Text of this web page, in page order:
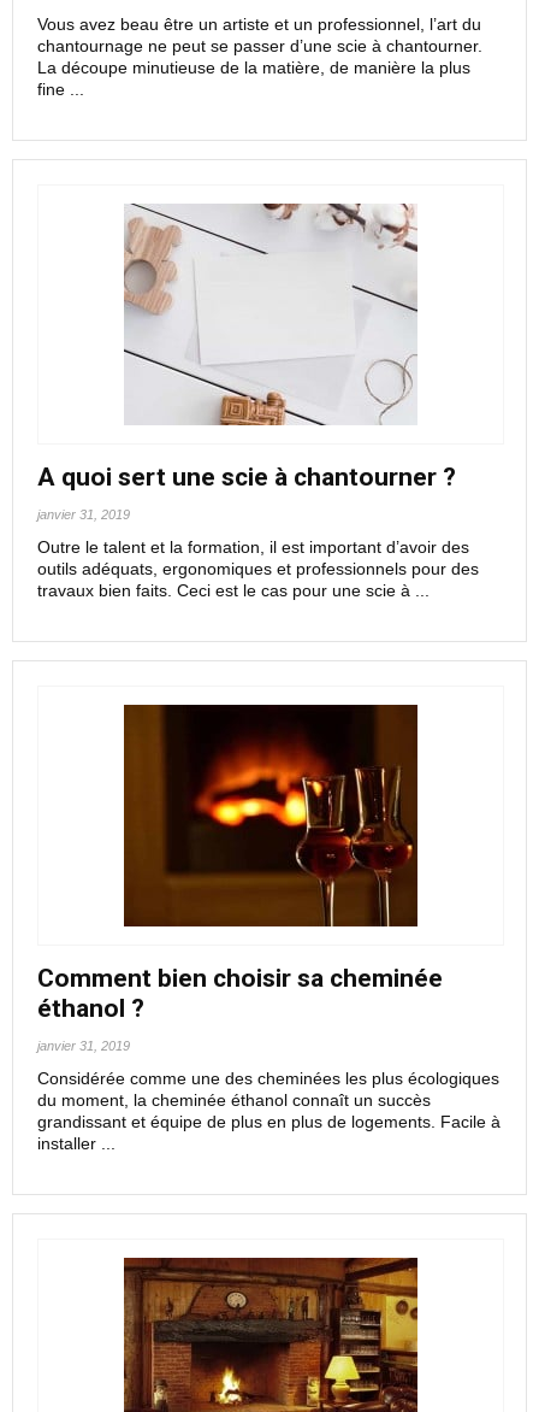
Vous avez beau être un artiste et un professionnel, l’art du
chantournage ne peut se passer d’une scie à chantourner.
La découpe minutieuse de la matière, de manière la plus
fine ...
A quoi sert une scie à chantourner ?
janvier 31, 2019
Outre le talent et la formation, il est important d’avoir des
outils adéquats, ergonomiques et professionnels pour des
travaux bien faits. Ceci est le cas pour une scie à ...
Comment bien choisir sa cheminée
éthanol ?
janvier 31, 2019
Considérée comme une des cheminées les plus écologiques
du moment, la cheminée éthanol connaît un succès
grandissant et équipe de plus en plus de logements. Facile à
installer ...